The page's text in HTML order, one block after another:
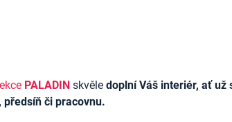
PALADIN skvěle doplní Váš interiér, ať už
předsíň či pracovnu.